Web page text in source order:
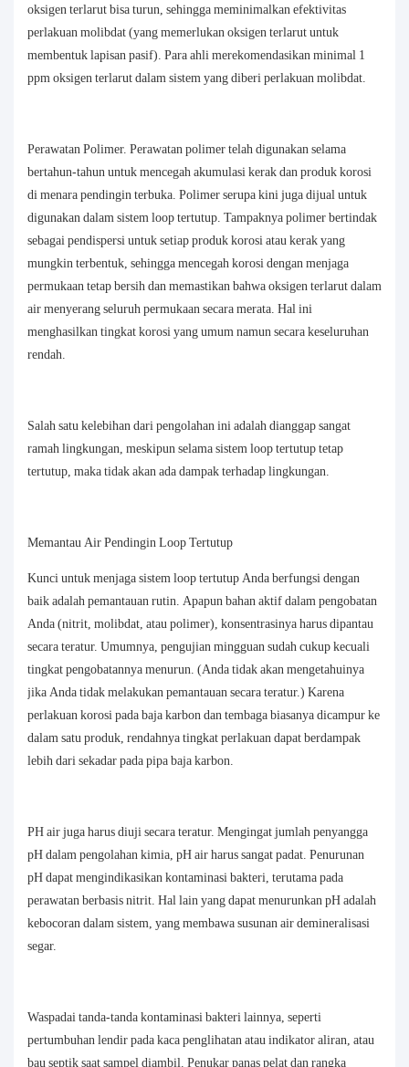
oksigen terlarut bisa turun, sehingga meminimalkan efektivitas
perlakuan molibdat (yang memerlukan oksigen terlarut untuk
membentuk lapisan pasif). Para ahli merekomendasikan minimal 1
ppm oksigen terlarut dalam sistem yang diberi perlakuan molibdat.
Perawatan Polimer. Perawatan polimer telah digunakan selama
bertahun-tahun untuk mencegah akumulasi kerak dan produk korosi
di menara pendingin terbuka. Polimer serupa kini juga dijual untuk
digunakan dalam sistem loop tertutup. Tampaknya polimer bertindak
sebagai pendispersi untuk setiap produk korosi atau kerak yang
mungkin terbentuk, sehingga mencegah korosi dengan menjaga
permukaan tetap bersih dan memastikan bahwa oksigen terlarut dalam
air menyerang seluruh permukaan secara merata. Hal ini
menghasilkan tingkat korosi yang umum namun secara keseluruhan
rendah.
Salah satu kelebihan dari pengolahan ini adalah dianggap sangat
ramah lingkungan, meskipun selama sistem loop tertutup tetap
tertutup, maka tidak akan ada dampak terhadap lingkungan.
Memantau Air Pendingin Loop Tertutup
Kunci untuk menjaga sistem loop tertutup Anda berfungsi dengan
baik adalah pemantauan rutin. Apapun bahan aktif dalam pengobatan
Anda (nitrit, molibdat, atau polimer), konsentrasinya harus dipantau
secara teratur. Umumnya, pengujian mingguan sudah cukup kecuali
tingkat pengobatannya menurun. (Anda tidak akan mengetahuinya
jika Anda tidak melakukan pemantauan secara teratur.) Karena
perlakuan korosi pada baja karbon dan tembaga biasanya dicampur ke
dalam satu produk, rendahnya tingkat perlakuan dapat berdampak
lebih dari sekadar pada pipa baja karbon.
PH air juga harus diuji secara teratur. Mengingat jumlah penyangga
pH dalam pengolahan kimia, pH air harus sangat padat. Penurunan
pH dapat mengindikasikan kontaminasi bakteri, terutama pada
perawatan berbasis nitrit. Hal lain yang dapat menurunkan pH adalah
kebocoran dalam sistem, yang membawa susunan air demineralisasi
segar.
Waspadai tanda-tanda kontaminasi bakteri lainnya, seperti
pertumbuhan lendir pada kaca penglihatan atau indikator aliran, atau
bau septik saat sampel diambil. Penukar panas pelat dan rangka